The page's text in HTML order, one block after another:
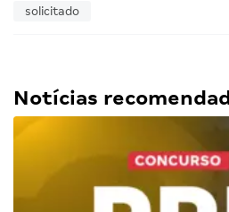
solicitado
Notícias